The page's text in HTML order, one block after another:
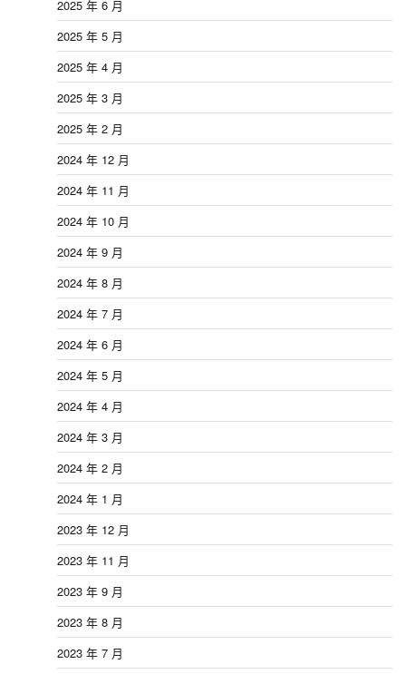
2025 年 6 月
2025 年 5 月
2025 年 4 月
2025 年 3 月
2025 年 2 月
2024 年 12 月
2024 年 11 月
2024 年 10 月
2024 年 9 月
2024 年 8 月
2024 年 7 月
2024 年 6 月
2024 年 5 月
2024 年 4 月
2024 年 3 月
2024 年 2 月
2024 年 1 月
2023 年 12 月
2023 年 11 月
2023 年 9 月
2023 年 8 月
2023 年 7 月